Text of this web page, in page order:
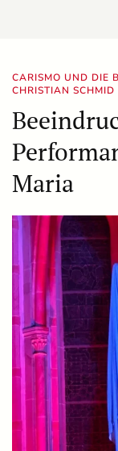
CARISMO UND DIE
CHRISTIAN SCHMID
Maria